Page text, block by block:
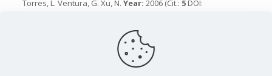
Torres, L. Ventura, G. Xu, N. Year: 2006 (Cit.: 5 DOI:
A study of surface optical properties for characterizing the
cleaning process of paintings in JOURNAL OF THE OPTICAL
SOCIETY OF AMERICA B-OPTICAL PHYSICS
Fontana R., Barucci M., Pampaloni E., Pezzati L., Daffara C.